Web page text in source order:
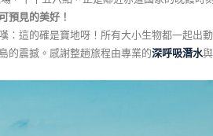
預見的美好！
這的確是寶地呀！所有大小生物都一起出
的震撼。感謝整趟旅程由專業的深呼吸潛水與